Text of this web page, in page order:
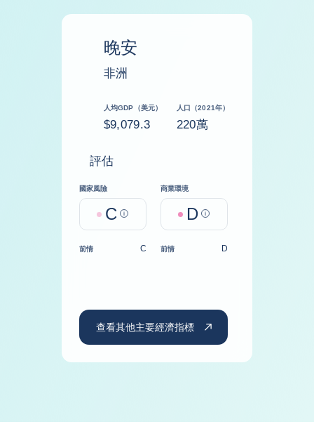
晚安
非洲
人均GDP（美元）
$9,079.3
人口（2021年）
220萬
評估
國家風險
C Help
商業環境
D Help
前情 C 前情 D
查看其他主要經濟指標